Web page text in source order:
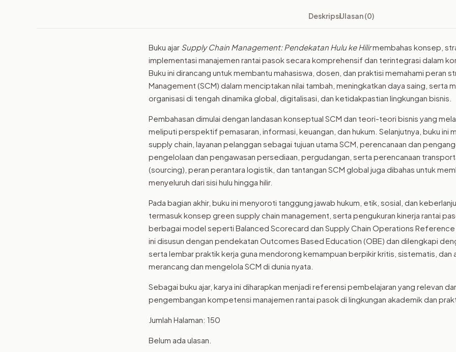
Hilir
DeskripsiUlasan (0)
Buku ajar Supply Chain Management: Pendekatan Hulu ke Hilirmembahas konsep,
implementasi manajemen rantai pasok secara komprehensif dan terintegrasi dalam
Buku ini dirancang untuk membantu mahasiswa, dosen, dan praktisi memahami peran
Management (SCM) dalam menciptakan nilai tambah, meningkatkan daya saing, serta
organisasi di tengah dinamika global, digitalisasi, dan ketidakpastian lingkungan bisnis.
Pembahasan dimulai dengan landasan konseptual SCM dan teori-teori bisnis yang
meliputi perspektif pemasaran, informasi, keuangan, dan hukum. Selanjutnya, buku ini
supply chain, layanan pelanggan sebagai tujuan utama SCM, perencanaan dan
pengelolaan dan pengawasan persediaan, pergudangan, serta perencanaan
(sourcing), peran perantara logistik, dan tantangan SCM global juga dibahas untuk
menyeluruh dari sisi hulu hingga hilir.
Pada bagian akhir, buku ini menyoroti tanggung jawab hukum, etik, sosial, dan
termasuk konsep green supply chain management, serta pengukuran kinerja rantai
berbagai model seperti Balanced Scorecard dan Supply Chain Operations Reference
ini disusun dengan pendekatan Outcomes Based Education (OBE) dan dilengkapi
serta lembar praktik kerja guna mendorong kemampuan berpikir kritis, sistematis, dan
merancang dan mengelola SCM di dunia nyata.
Sebagai buku ajar, karya ini diharapkan menjadi referensi pembelajaran yang relevan
pengembangan kompetensi manajemen rantai pasok di lingkungan akademik dan
Jumlah Halaman: 150
Belum ada ulasan.